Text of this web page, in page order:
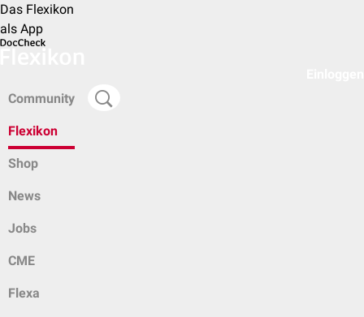
Das Flexikon
als App
Community
Flexikon
Shop
News
Jobs
CME
Flexa